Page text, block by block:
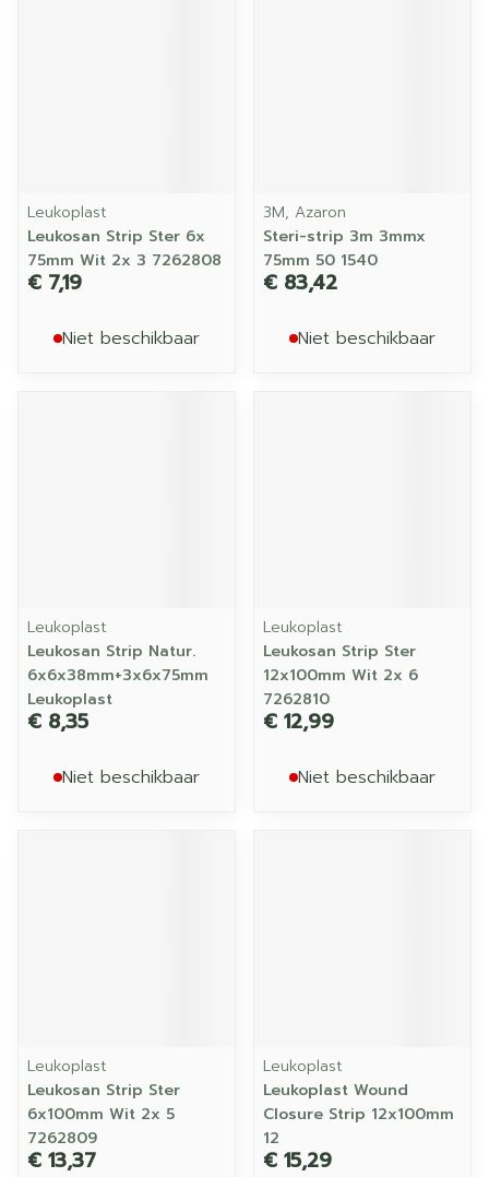
Leukoplast
Leukosan Strip Ster 6x
75mm Wit 2x 3 7262808
€ 7,19
Niet beschikbaar
3M, Azaron
Steri-strip 3m 3mmx
75mm 50 1540
€ 83,42
Niet beschikbaar
Leukoplast
Leukosan Strip Natur.
6x6x38mm+3x6x75mm
Leukoplast
€ 8,35
Niet beschikbaar
Leukoplast
Leukosan Strip Ster
12x100mm Wit 2x 6
7262810
€ 12,99
Niet beschikbaar
Leukoplast
Leukosan Strip Ster
6x100mm Wit 2x 5
7262809
€ 13,37
Leukoplast
Leukoplast Wound
Closure Strip 12x100mm
12
€ 15,29